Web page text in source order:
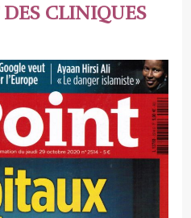
CLINIQUES